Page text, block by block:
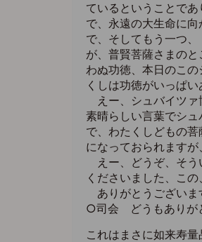
ているということで
で、永遠の大生命に
で、そしてもう一つ
が、普賢菩薩さまの
わぬ功徳、本日のこ
くしは功徳がいっぱ
えー、シュバイツァ
素晴らしい言葉でシ
で、わたくしどもの
になっておられます
えー、どうぞ、そう
くださいました、こ
ありがとうございま
○司会 どうもありが
これはまさに如来寿